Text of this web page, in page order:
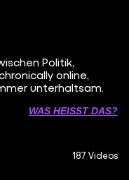
Politik,
online,
unterhaltsam.
WAS HEISST DAS?
187 Videos